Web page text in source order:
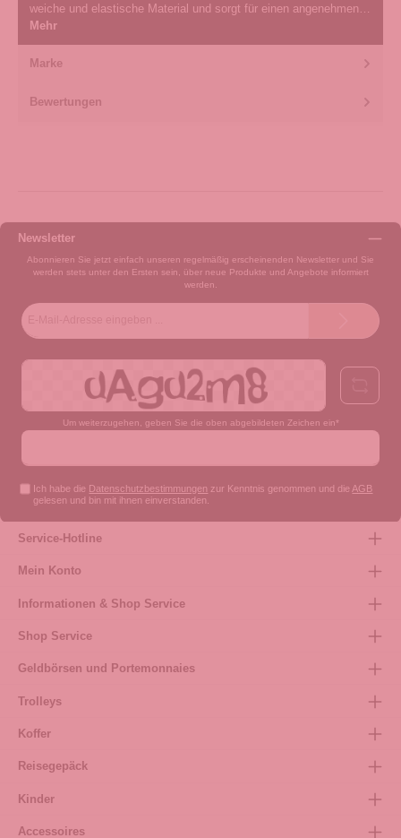
weiche und elastische Material und sorgt für einen angenehmen…
Mehr
Marke
Bewertungen
Newsletter
Abonnieren Sie jetzt einfach unseren regelmäßig erscheinenden Newsletter und Sie
werden stets unter den Ersten sein, über neue Produkte und Angebote informiert
werden.
Um weiterzugehen, geben Sie die oben abgebildeten Zeichen ein*
Ich habe die Datenschutzbestimmungen zur Kenntnis genommen und die AGB
gelesen und bin mit ihnen einverstanden.
Service-Hotline
Mein Konto
Informationen & Shop Service
Shop Service
Geldbörsen und Portemonnaies
Trolleys
Koffer
Reisegepäck
Kinder
Accessoires